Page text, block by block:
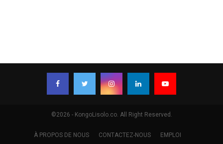
©2026 - KongoLisolo.co. All Right Reserved.
À PROPOS DE NOUS CONTACTEZ-NOUS EMPLOI